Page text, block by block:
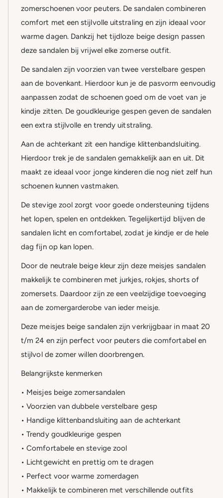
zomerschoenen voor peuters. De sandalen combineren
comfort met een stijlvolle uitstraling en zijn ideaal voor
warme dagen. Dankzij het tijdloze beige design passen
deze sandalen bij vrijwel elke zomerse outfit.
De sandalen zijn voorzien van twee verstelbare gespen
aan de bovenkant. Hierdoor kun je de pasvorm eenvoudig
aanpassen zodat de schoenen goed om de voet van je
kindje zitten. De goudkleurige gespen geven de sandalen
een extra stijlvolle en trendy uitstraling.
Aan de achterkant zit een handige klittenbandsluiting.
Hierdoor trek je de sandalen gemakkelijk aan en uit. Dit
maakt ze ideaal voor jonge kinderen die nog niet zelf hun
schoenen kunnen vastmaken.
De stevige zool zorgt voor goede ondersteuning tijdens
het lopen, spelen en ontdekken. Tegelijkertijd blijven de
sandalen licht en comfortabel, zodat je kindje er de hele
dag fijn op kan lopen.
Door de neutrale beige kleur zijn deze meisjes sandalen
makkelijk te combineren met jurkjes, rokjes, shorts of
zomersets. Daardoor zijn ze een veelzijdige toevoeging
aan de zomergarderobe van ieder meisje.
Deze meisjes beige sandalen zijn verkrijgbaar in maat 20
t/m 24 en zijn perfect voor peuters die comfortabel en
stijlvol de zomer willen doorbrengen.
Belangrijkste kenmerken
• Meisjes beige zomersandalen
• Voorzien van dubbele verstelbare gesp
• Handige klittenbandsluiting aan de achterkant
• Trendy goudkleurige gespen
• Comfortabele en stevige zool
• Lichtgewicht en prettig om te dragen
• Perfect voor warme zomerdagen
• Makkelijk te combineren met verschillende outfits